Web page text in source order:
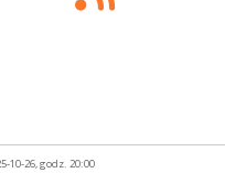
10-26, godz. 20:00